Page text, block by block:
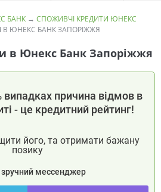
БАНК → СПОЖИВЧІ КРЕДИТИ ЮНЕКС
В ЮНЕКС БАНК ЗАПОРІЖЖЯ
в Юнекс Банк Запоріжжя
випадках причина відмов в
- це кредитний рейтинг!
його, та отримати бажану
позику
мессенджер